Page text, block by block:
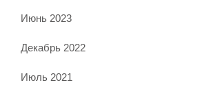
Июнь 2023
Декабрь 2022
Июль 2021